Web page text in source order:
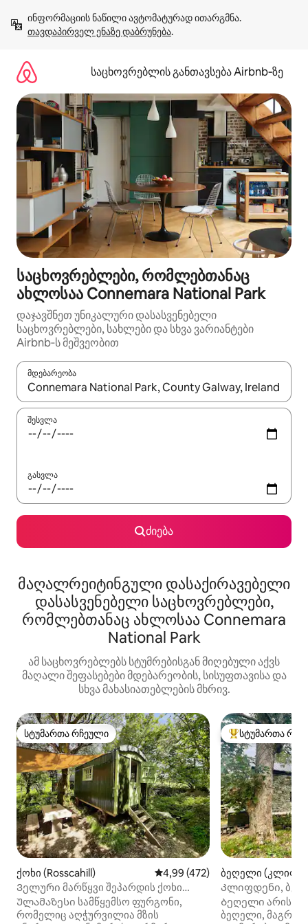
გადასვლა
თავდაპირველ ენაზე დაბრუნება.
საცხოვრებლის განთავსება Airbnb‑ზე
საცხოვრებლები, რომლებთანაც
ახლოსაა Connemara National Park
დაჯავშნეთ უნიკალური დასასვენებელი
საცხოვრებლები, სახლები და სხვა ვარიანტები
Airbnb‑ს მეშვეობით
მდებარეობა
როცა შედეგები ხელმისაწვდომი გახდება, ნავიგაციისთვის
შესვლა
გასვლა
ძიება
მაღალრეიტინგული დასაქირავებელი
დასასვენებელი საცხოვრებლები,
რომლებთანაც ახლოსაა Connemara
National Park
ამ საცხოვრებლებს სტუმრებისგან მიღებული აქვს
მაღალი შეფასებები მდებარეობის, სისუფთავისა და
სხვა მახასიათებლების მხრივ.
სტუმართა რჩეული
სტუმართა რჩეული
ქოხი (Rosscahill) საშუალო შეფასებაა 5‑დან
4,99 (472)
Ველური მარწყვი შეპარდის ქოხი
ჰიდრომასაჟიანი აუზით
Ულამაზესი სამწყემსო ფურგონი,
რომელიც აღჭურვილია მზის
სტუმართა
სტუმართა
ბეღელი
Კლიფდენი,
ატლანტიკურ
Ბეღელი არის
ბეღელი, მაგრამ